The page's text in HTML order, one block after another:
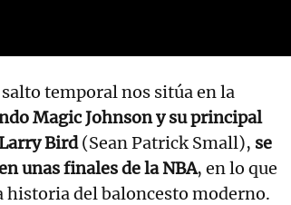
temporal nos sitúa en la
Magic Johnson y su principal
Bird(Sean Patrick Small), se
unas finales de la NBA, en lo que
historia del baloncesto moderno.